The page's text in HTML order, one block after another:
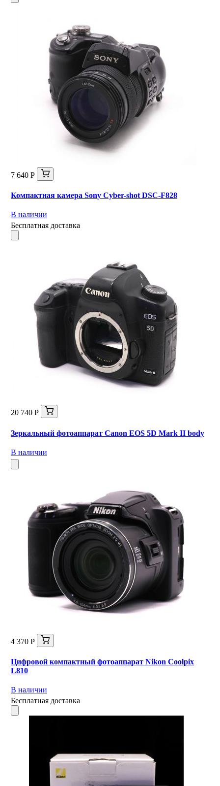
7 640 Р
Компактная камера Sony Cyber-shot DSC-F828
В наличии
Бесплатная доставка
20 740 Р
Зеркальный фотоаппарат Canon EOS 5D Mark II body
В наличии
4 370 Р
Цифровой компактный фотоаппарат Nikon Coolpix
L810
В наличии
Бесплатная доставка